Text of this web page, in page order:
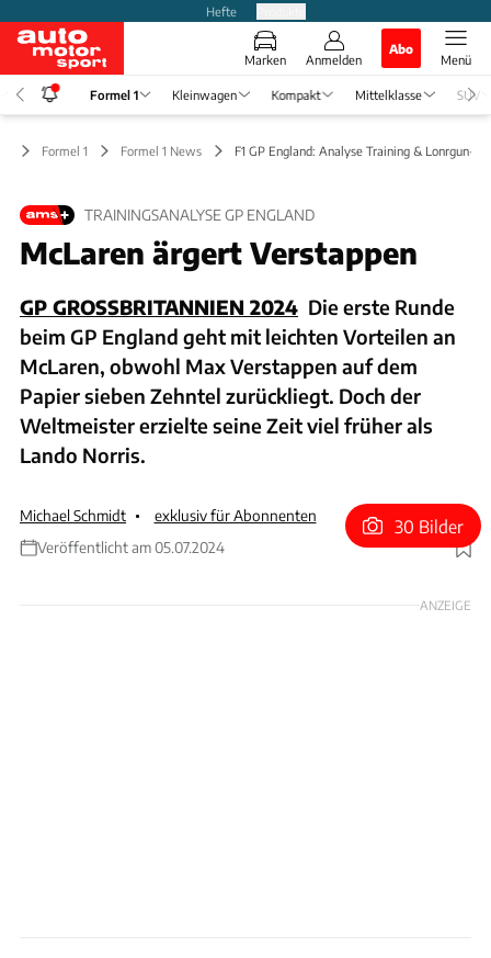
Hefte
Marken Anmelden
Abo
Menü
Formel 1 Kleinwagen Kompakt Mittelklasse SUV
Formel 1 Formel 1 News F1 GP England: Analyse Training & Lonrgun-
TRAININGSANALYSE GP ENGLAND
McLaren ärgert Verstappen
GP GROSSBRITANNIEN 2024
Die erste Runde
beim GP England geht mit leichten Vorteilen an
McLaren, obwohl Max Verstappen auf dem
Papier sieben Zehntel zurückliegt. Doch der
Weltmeister erzielte seine Zeit viel früher als
Lando Norris.
Michael Schmidt
exklusiv für Abonnenten
Veröffentlicht am 05.07.2024
Foto: xpb
30 Bilder
ANZEIGE